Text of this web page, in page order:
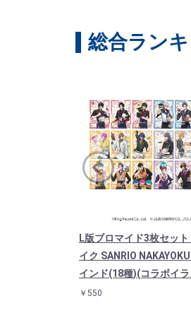
総合ラン
L版ブロマイド3枚セッ
イク SANRIO
インド(18種)(コラボイ
￥550